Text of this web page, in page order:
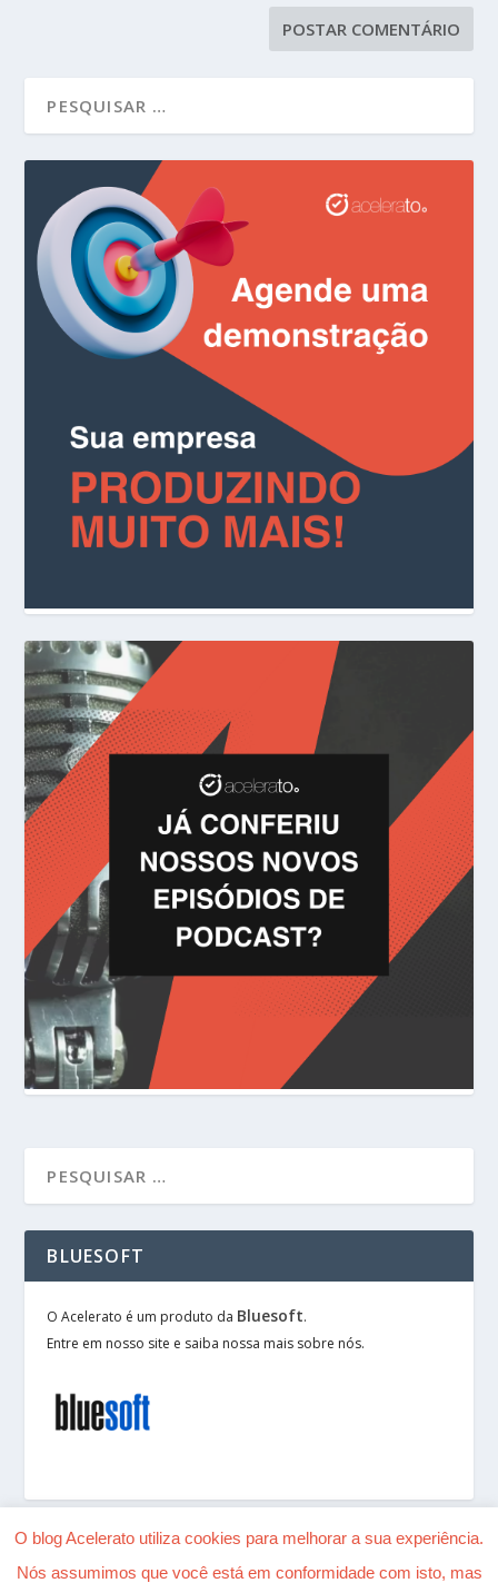
BLUESOFT
O Acelerato é um produto da Bluesoft.
Entre em nosso site e saiba nossa mais sobre nós.
O blog Acelerato utiliza cookies para melhorar a sua experiência.
Nós assumimos que você está em conformidade com isto, mas